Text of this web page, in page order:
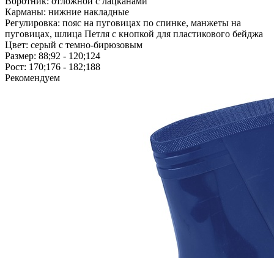
Карманы: нижние накладные
Регулировка: пояс на пуговицах по спинке, манжеты на
пуговицах, шлица Петля с кнопкой для пластикового бейджа
Цвет: серый с темно-бирюзовым
Размер: 88;92 - 120;124
Рост: 170;176 - 182;188
Рекомендуем